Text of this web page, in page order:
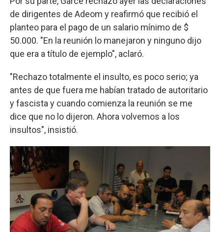
de dirigentes de Adeom y reafirmó que recibió el
planteo para el pago de un salario mínimo de $
50.000. "En la reunión lo manejaron y ninguno dijo
que era a título de ejemplo", aclaró.
"Rechazo totalmente el insulto, es poco serio; ya
antes de que fuera me habían tratado de autoritario
y fascista y cuando comienza la reunión se me
dice que no lo dijeron. Ahora volvemos a los
insultos", insistió.